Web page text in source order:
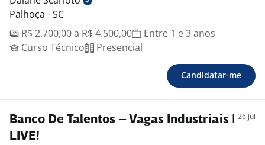
Palhoça - SC
R$ 2.700,00 a R$ 4.500,00
Entre 1 e 3 anos
Curso Técnico
Presencial
Candidatar-me
Banco De Talentos – Vagas Industriais |
LIVE!
26 jul